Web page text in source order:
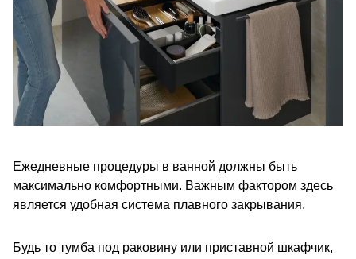
Ежедневные процедуры в ванной должны быть
максимально комфортными. Важным фактором здесь
является удобная система плавного закрывания.
Будь то тумба под раковину или приставной шкафчик,